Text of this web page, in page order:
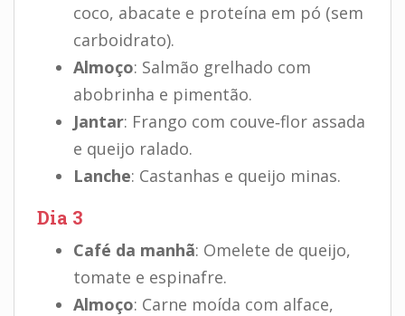
coco, abacate e proteína em pó (sem
carboidrato).
Almoço: Salmão grelhado com
abobrinha e pimentão.
Jantar: Frango com couve‑flor assada
e queijo ralado.
Lanche: Castanhas e queijo minas.
Dia 3
Café da manhã: Omelete de queijo,
tomate e espinafre.
Almoço: Carne moída com alface,